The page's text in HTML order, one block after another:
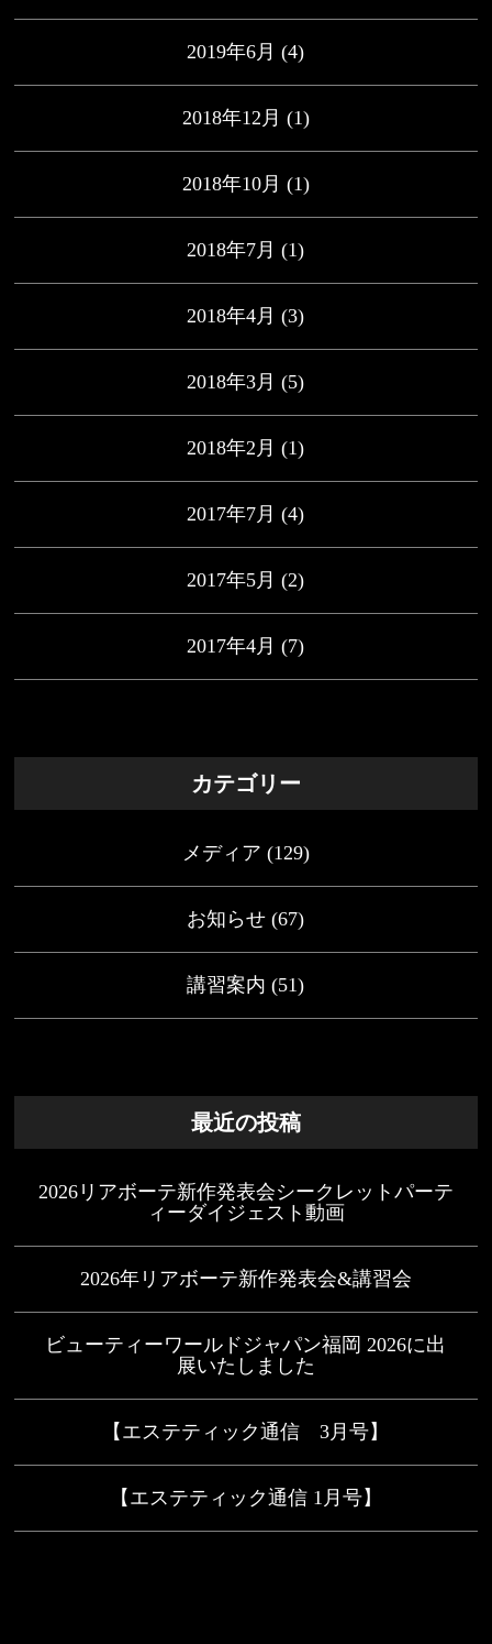
2019年6月 (4)
2018年12月 (1)
2018年10月 (1)
2018年7月 (1)
2018年4月 (3)
2018年3月 (5)
2018年2月 (1)
2017年7月 (4)
2017年5月 (2)
2017年4月 (7)
カテゴリー
メディア (129)
お知らせ (67)
講習案内 (51)
最近の投稿
2026リアボーテ新作発表会シークレットパーテ
ィーダイジェスト動画
2026年リアボーテ新作発表会&講習会
ビューティーワールドジャパン福岡 2026に出
展いたしました
【エステティック通信 3月号】
【エステティック通信 1月号】